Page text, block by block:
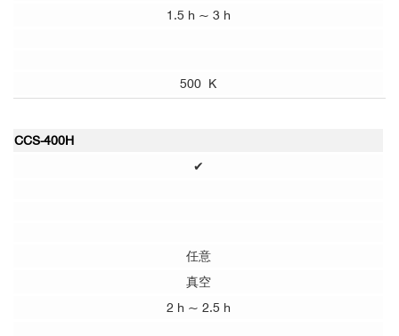
1.5 h ~ 3 h
500 K
CCS-400H
✔
任意
真空
2 h ~ 2.5 h